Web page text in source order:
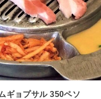
ギョプサル 350ペソ